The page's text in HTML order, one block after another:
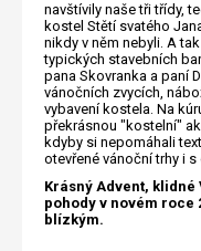
navštívily naše tři třídy,
kostel Stětí svatého
nikdy v něm nebyli. A
typických stavebních
pana Skovranka a paní
vánočních zvycích,
vybavení kostela. Na
překrásnou "kostelní"
kdyby si nepomáhali
otevřené vánoční trhy i
Krásný Advent, klidné
pohody v novém roce
blízkým.